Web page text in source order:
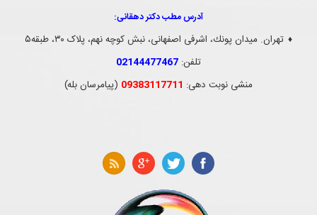
نوروتراپی نوروپلاستیستیآدرس مطب دکتر دهقانی:
♦ تهران. ميدان پونك، اشرفی اصفهانی، نبش کوچه نهم، پلاک ۳۰، طبقه۵
تلفن: 02144477467
منشی نوبت دهی: 09383117711 (پیامرسان بله)